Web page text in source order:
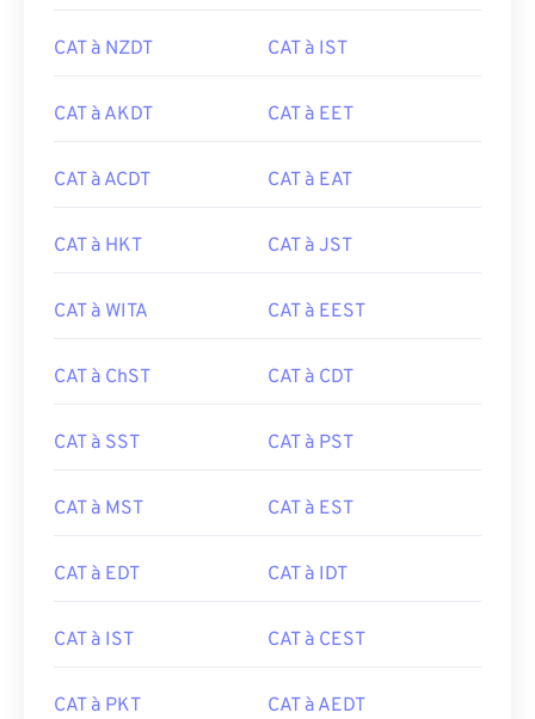
CAT à NZDT CAT à IST
CAT à AKDT CAT à EET
CAT à ACDT CAT à EAT
CAT à HKT CAT à JST
CAT à WITA CAT à EEST
CAT à ChST CAT à CDT
CAT à SST CAT à PST
CAT à MST CAT à EST
CAT à EDT CAT à IDT
CAT à IST CAT à CEST
CAT à PKT CAT à AEDT